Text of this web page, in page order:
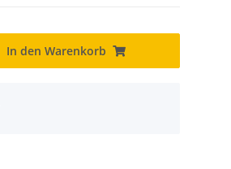
In den Warenkorb